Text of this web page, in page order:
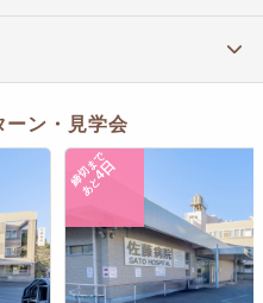
ーン・見学会
締切まで
あと
4日